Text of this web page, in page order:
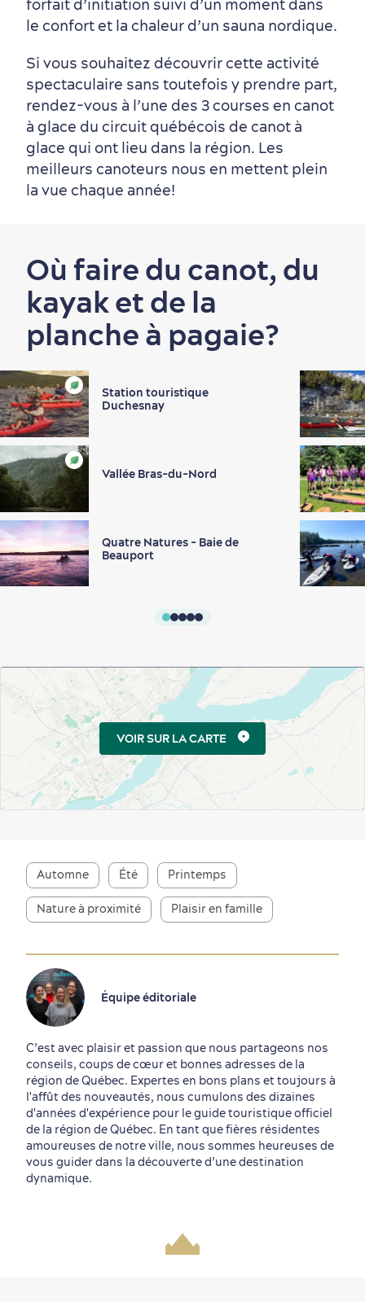
forfait d’initiation suivi d’un moment dans
le confort et la chaleur d’un sauna nordique.
Si vous souhaitez découvrir cette activité
spectaculaire sans toutefois y prendre part,
rendez-vous à l’une des 3 courses en canot
à glace du circuit québécois de canot à
glace qui ont lieu dans la région. Les
meilleurs canoteurs nous en mettent plein
la vue chaque année!
Où faire du canot, du
kayak et de la
planche à pagaie?
Station touristique
Duchesnay
Vallée Bras-du-Nord
Quatre Natures - Baie de
Beauport
VOIR SUR LA CARTE
Automne Été Printemps
Nature à proximité Plaisir en famille
Équipe éditoriale
C’est avec plaisir et passion que nous partageons nos
conseils, coups de cœur et bonnes adresses de la
région de Québec. Expertes en bons plans et toujours à
l'affût des nouveautés, nous cumulons des dizaines
d'années d'expérience pour le guide touristique officiel
de la région de Québec. En tant que fières résidentes
amoureuses de notre ville, nous sommes heureuses de
vous guider dans la découverte d’une destination
dynamique.